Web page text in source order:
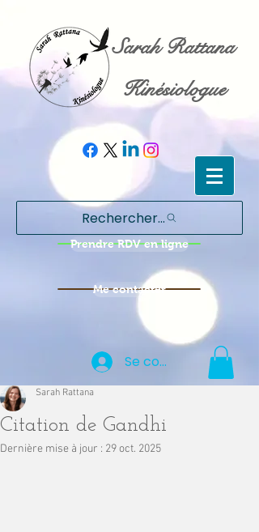
Sarah Rattana
Kinésiologue
Rechercher...
Prendre RDV en ligne
Me contacter
Se connecter
Citation de Gandhi
Sarah Rattana
Dernière mise à jour : 29 oct. 2025